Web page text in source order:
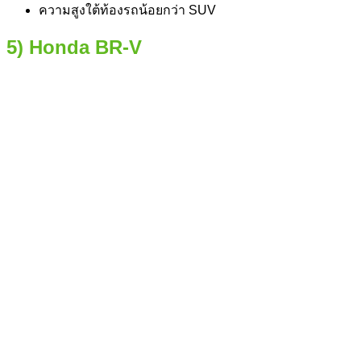
ความสูงใต้ท้องรถน้อยกว่า SUV
5) Honda BR-V